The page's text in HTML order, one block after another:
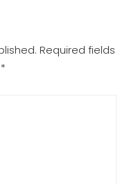
Required fields
*